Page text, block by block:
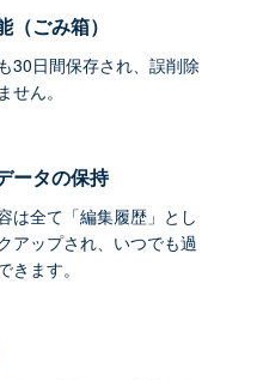
（ごみ箱）
30日間保存され、誤削除
せん。
ータの保持
は全て「編集履歴」とし
アップされ、いつでも過
きます。